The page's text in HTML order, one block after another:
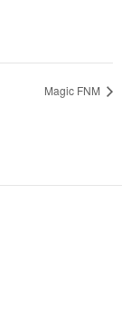
Magic FNM